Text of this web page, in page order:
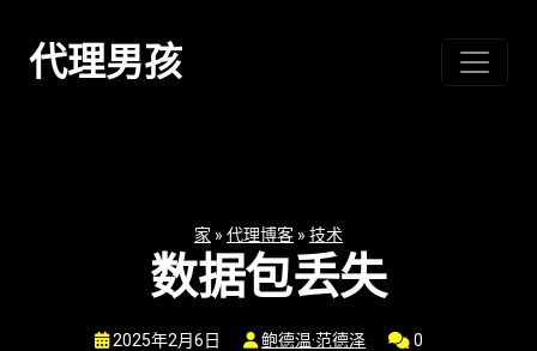
代理男孩
家 » 代理博客 » 技术
数据包丢失
2025年2月6日 鲍德温·范德泽 0